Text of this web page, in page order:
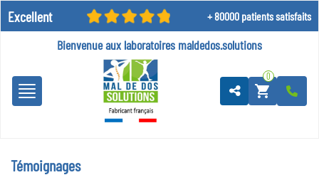
Excellent + 80000 patients satisfaits
Bienvenue aux laboratoires maldedos.solutions
shopping_cart
0
Témoignages